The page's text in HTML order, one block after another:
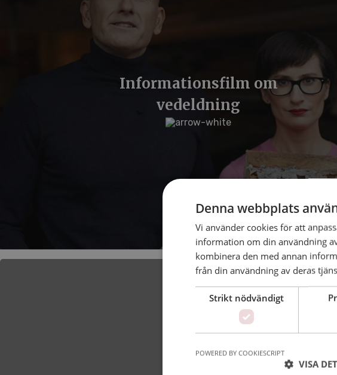
Informationsfilm om
vedeldning
Denna webbplats
Vi använder cookies för att
information om din användning
kombinera den med annan
från din användning av deras
Strikt nödvändigt
VISA
POWERED BY COOKIESCRIPT